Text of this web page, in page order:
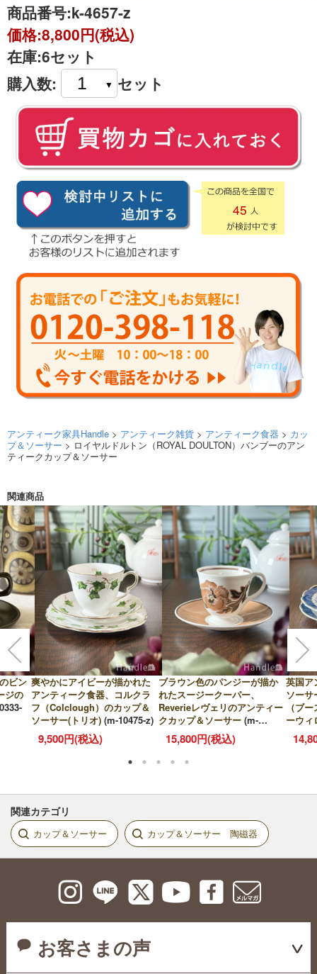
商品番号:k-4657-z
価格:8,800円(税込)
在庫:6セット
購入数:
セット
45
アンティーク家具Handle > アンティーク雑貨 > アンティーク食器 > カッ
プ＆ソーサー > ロイヤルドルトン（ROYAL DOULTON）バンブーのアン
ティークカップ＆ソーサー
関連商品
ビン
ジの
爽やかにアイビーが描かれた
アンティーク食器、コルクラ
フ（Colclough）のカップ＆
ソーサー(トリオ) (m-10475-z)
9,500円(税込)
ブラウン色のパンジーが描か
れたスージークーパー、
Reverieレヴェリのアンティー
クカップ＆ソーサー (m-
10421-z)
15,800円(税込)
英国ア
ソーサ
（ブ
ーウ
関連カテゴリ
カップ＆ソーサー カップ＆ソーサー 陶磁器
お客さまの声